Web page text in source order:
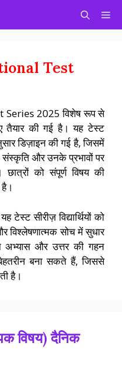
Test
2025 विशेष रूप से
तैयार की गई है। यह टेस्ट
डिज़ाइन की गई है, जिसमें
संस्कृति और उनके प्रभावों पर
को संपूर्ण विषय की
टेस्ट सीरीज़ विद्यार्थियों को
सोच में सुधार
और उत्तर की गहन
बना सकते हैं, जिससे
है।
विषय) दैनिक